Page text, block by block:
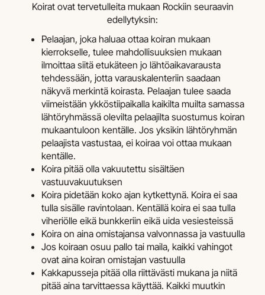
Koirat ovat tervetulleita mukaan Rockiin seuraavin
edellytyksin:
Pelaajan, joka haluaa ottaa koiran mukaan
kierrokselle, tulee mahdollisuuksien mukaan
ilmoittaa siitä etukäteen jo lähtöaikavarausta
tehdessään, jotta varauskalenteriin saadaan
näkyvä merkintä koirasta. Pelaajan tulee saada
viimeistään ykköstiipaikalla kaikilta muilta samassa
lähtöryhmässä olevilta pelaajilta suostumus koiran
mukaantuloon kentälle. Jos yksikin lähtöryhmän
pelaajista vastustaa, ei koiraa voi ottaa mukaan
kentälle.
Koira pitää olla vakuutettu sisältäen
vastuuvakuutuksen
Koira pidetään koko ajan kytkettynä. Koira ei saa
tulla sisälle ravintolaan. Kentällä koira ei saa tulla
viheriölle eikä bunkkeriin eikä uida vesiesteissä
Koira on aina omistajansa valvonnassa ja vastuulla
Jos koiraan osuu pallo tai maila, kaikki vahingot
ovat aina koiran omistajan vastuulla
Kakkapusseja pitää olla riittävästi mukana ja niitä
pitää aina tarvittaessa käyttää. Kaikki muutkin